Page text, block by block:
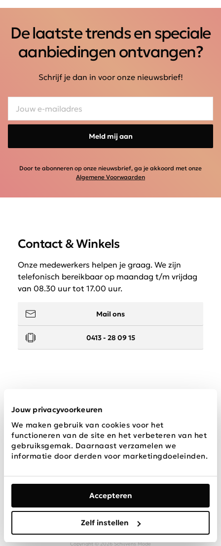
Jouw privacyvoorkeuren
We maken gebruik van cookies voor het
functioneren van de site en het verbeteren van het
gebruiksgemak. Daarnaast verzamelen we
informatie door derden voor marketingdoeleinden.
Accepteren
Zelf instellen
De laatste trends en speciale
aanbiedingen ontvangen?
Schrijf je dan in voor onze nieuwsbrief!
Meld mij aan
Door te abonneren op onze nieuwsbrief, ga je akkoord met onze
Algemene Voorwaarden
Contact & Winkels
Onze medewerkers helpen je graag. We zijn
telefonisch bereikbaar op maandag t/m vrijdag
van 08.30 uur tot 17.00 uur.
Mail ons
0413 - 28 09 15
Wij zijn Schijvens mode
Copyright © 2026 Schijvens Mode
Algemene
Privacy &
Cookies
Disclaimer